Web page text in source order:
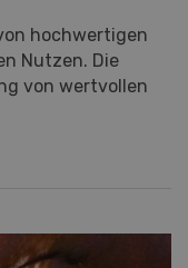
hochwertigen
Nutzen. Die
von wertvollen